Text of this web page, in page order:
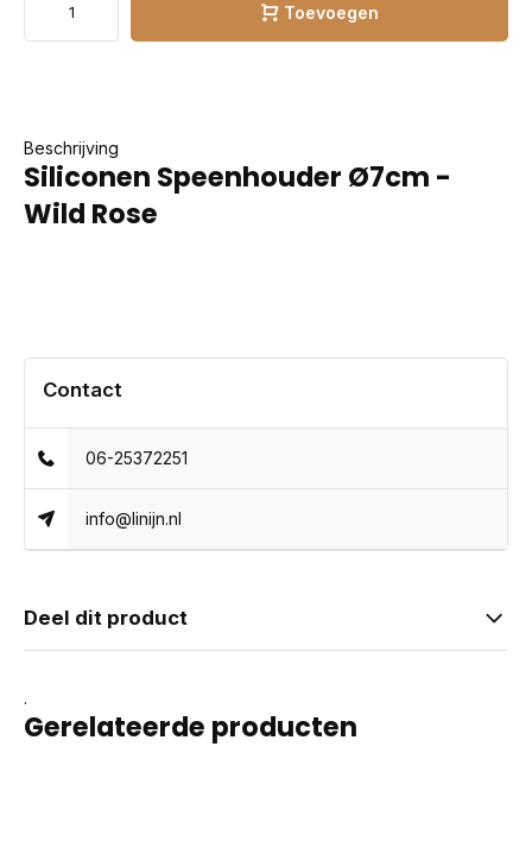
Toevoegen
Beschrijving
Siliconen Speenhouder Ø7cm -
Wild Rose
Contact
06-25372251
info@linijn.nl
Deel dit product
.
Gerelateerde producten